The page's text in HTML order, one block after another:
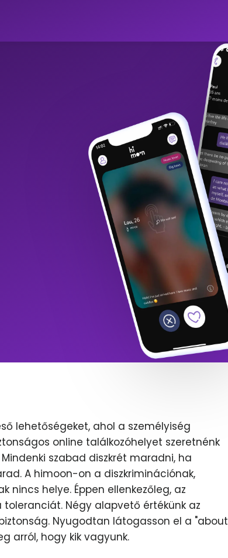
lehetőségeket, ahol a személyiség
online találkozóhelyet szeretnénk
szabad diszkrét maradni, ha
A himoon-on a diszkriminációnak,
nincs helye. Éppen ellenkezőleg, az
Négy alapvető értékünk az
Nyugodtan látogasson el a "about
arról, hogy kik vagyunk.